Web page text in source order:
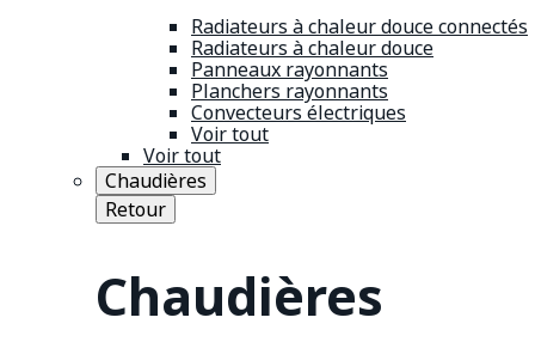
Radiateurs à chaleur douce connectés
Radiateurs à chaleur douce
Panneaux rayonnants
Planchers rayonnants
Convecteurs électriques
Voir tout
Voir tout
Chaudières
Retour
Chaudières